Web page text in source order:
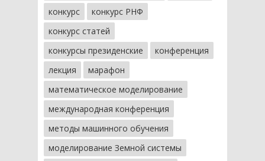
конкурс
конкурс РНФ
конкурс статей
конкурсы президенские
конференция
лекция
марафон
математическое моделирование
международная конференция
методы машинного обучения
моделирование Земной системы